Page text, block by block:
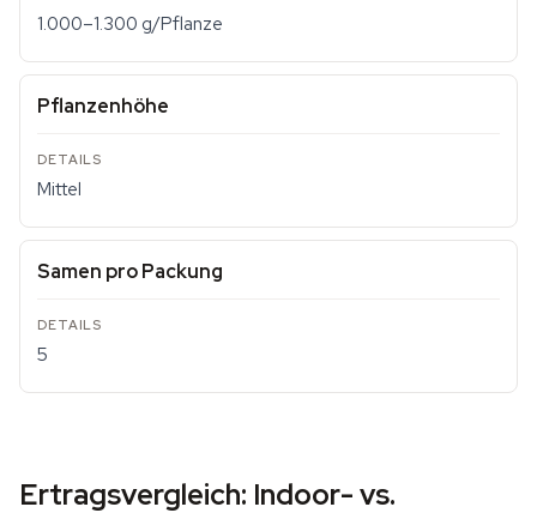
1.000–1.300 g/Pflanze
Pflanzenhöhe
Mittel
Samen pro Packung
5
Ertragsvergleich: Indoor- vs.